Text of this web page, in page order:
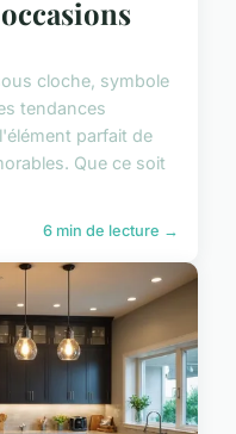
cloche, symbole
tendances
parfait de
Que ce soit
6 min de lecture →